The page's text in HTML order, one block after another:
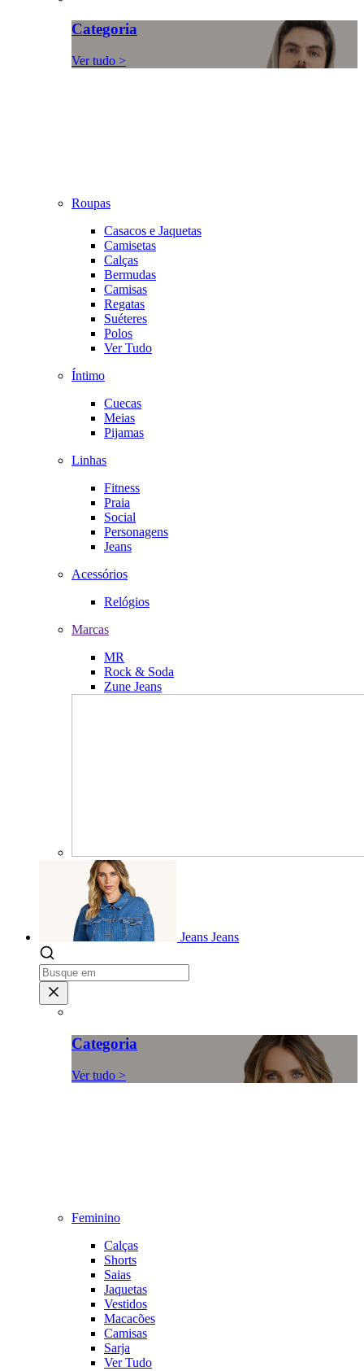
Categoria
Ver tudo >
Roupas
Casacos e Jaquetas
Camisetas
Calças
Bermudas
Camisas
Regatas
Suéteres
Polos
Ver Tudo
Íntimo
Cuecas
Meias
Pijamas
Linhas
Fitness
Praia
Social
Personagens
Jeans
Acessórios
Relógios
Marcas
MR
Rock & Soda
Zune Jeans
Jeans Jeans
Categoria
Ver tudo >
Feminino
Calças
Shorts
Saias
Jaquetas
Vestidos
Macacões
Camisas
Sarja
Ver Tudo